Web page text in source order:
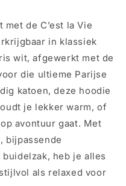
de C’est la Vie
in klassiek
wit, afgewerkt met de
die ultieme Parijse
katoen, deze hoodie
je lekker warm, of
avontuur gaat. Met
bijpassende
heb je alles
als relaxed voor